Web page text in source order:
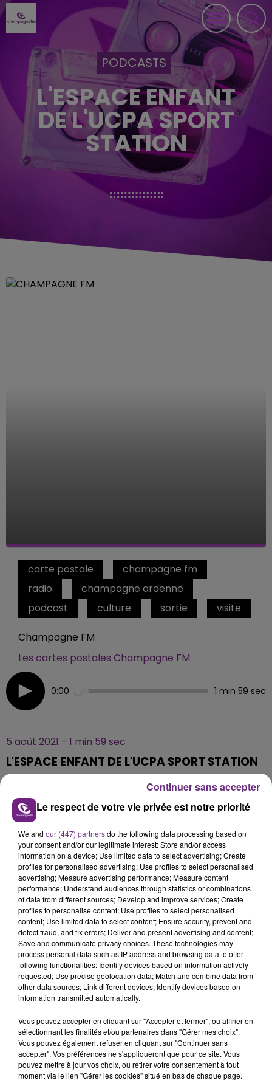
PODCASTS
L'ESPACE ENFANT
DE L'UCPA SPORT
STATION
carte postale
champagne fm
radio
champagne ardenne
podcast
culture sortie visite
Champagne FM
Les cartes postales Champagne FM
0:00 1 min 59 sec
5 août 2021 - 1 min 59 sec
L'ESPACE ENFANT DE L'UCPA SPORT STATION
Trampolines, châteaux gonflables, accrobranche...
Découvrez le nouvel espace enfant de l'UCPA Sport
Station de Reims.
TITRES DIFFUSÉS
11h48
11h48 11h44
11h44
Le respect de votre vie privée est notre priorité
We and our (447) partnersdo the following data processing based on
your consent and/or our legitimate interest: Store and/or access
information on a device; Use limited data to select advertising; Create
profiles for personalised advertising; Use profiles to select personalised
advertising; Measure advertising performance; Measure content
performance; Understand audiences through statistics or combinations
of data from different sources; Develop and improve services; Create
profiles to personalise content; Use profiles to select personalised
content; Use limited data to select content; Ensure security, prevent and
detect fraud, and fix errors; Deliver and present advertising and content;
Save and communicate privacy choices. These technologies may
process personal data such as IP address and browsing data to offer
following functionalities: Identify devices based on information actively
requested; Use precise geolocation data; Match and combine data from
other data sources; Link different devices; Identify devices based on
information transmitted automatically.
Vous pouvez accepter en cliquant sur "Accepter et fermer", ou affiner en
sélectionnant les finalités et/ou partenaires dans "Gérer mes choix".
Vous pouvez également refuser en cliquant sur "Continuer sans
accepter". Vos préférences ne s'appliqueront que pour ce site. Vous
pouvez mettre à jour vos choix, ou retirer votre consentement à tout
moment via le lien "Gérer les cookies" situé en bas de chaque page.
Continuer sans accepter